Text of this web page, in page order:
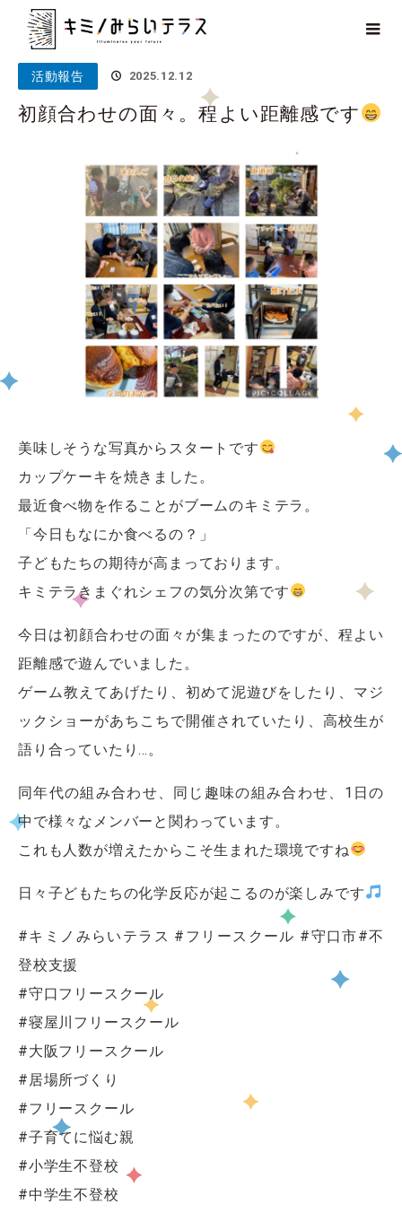
ホーム
ブログ
活動報告 初顔合わせの面々。程よい距離感で
活動報告 2025.12.12
初顔合わせの面々。程よい距離感です
美味しそうな写真からスタートです
カップケーキを焼きました。
最近食べ物を作ることがブームのキミテラ。
「今日もなにか食べるの？」
子どもたちの期待が高まっております。
キミテラきまぐれシェフの気分次第です
今日は初顔合わせの面々が集まったのですが、程よい
距離感で遊んでいました。
ゲーム教えてあげたり、初めて泥遊びをしたり、マジ
ックショーがあちこちで開催されていたり、高校生が
語り合っていたり…。
同年代の組み合わせ、同じ趣味の組み合わせ、1日の
中で様々なメンバーと関わっています。
これも人数が増えたからこそ生まれた環境ですね
日々子どもたちの化学反応が起こるのが楽しみです
#キミノみらいテラス #フリースクール #守口市#不
登校支援
#守口フリースクール
#寝屋川フリースクール
#大阪フリースクール
#居場所づくり
#フリースクール
#子育てに悩む親
#小学生不登校
#中学生不登校